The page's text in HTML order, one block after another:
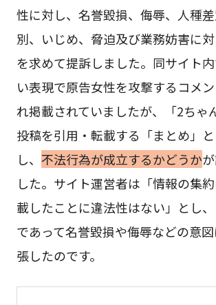
性に対し、名誉毀損、侮辱、人種
別、いじめ、脅迫及び業務妨害に
を求めて提訴しました。同サイト
い表現で原告女性を攻撃するコメ
れ掲載されていましたが、「2ちゃ
投稿を引用・転載する「まとめ」
し、 不法行為が成立するかどうか
した。サイト運営者は「情報の集
載したことに違法性はない」とし
であって名誉毀損や侮辱などの意
張したのです。